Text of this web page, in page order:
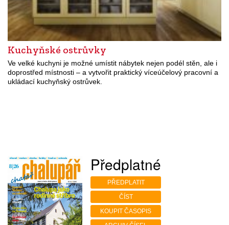
Kuchyňské ostrůvky
Ve velké kuchyni je možné umístit nábytek nejen podél stěn, ale i
doprostřed místnosti – a vytvořit praktický víceúčelový pracovní a
ukládací kuchyňský ostrůvek.
Předplatné
PŘEDPLATIT
ČÍST
KOUPIT ČASOPIS